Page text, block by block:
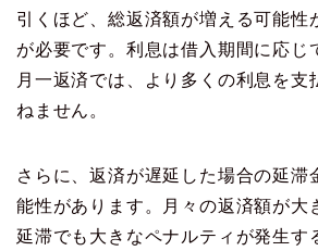
引くほど、総返済額が増える可能性
が必要です。利息は借入期間に応じ
月一返済では、より多くの利息を支
ねません。
さらに、返済が遅延した場合の延滞
能性があります。月々の返済額が大
延滞でも大きなペナルティが発生す